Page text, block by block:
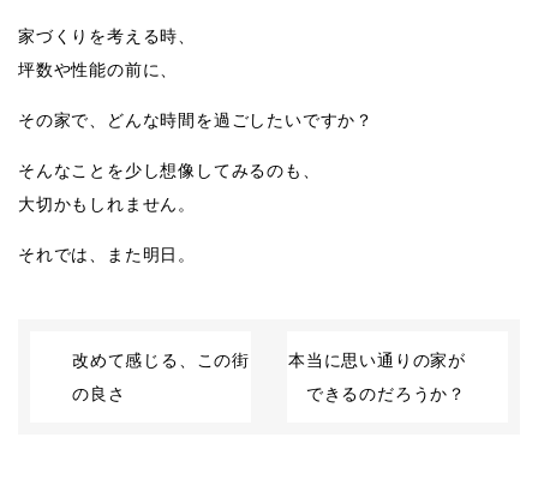
家づくりを考える時、
坪数や性能の前に、
その家で、どんな時間を過ごしたいですか？
そんなことを少し想像してみるのも、
大切かもしれません。
それでは、また明日。
改めて感じる、この街
の良さ
本当に思い通りの家が
できるのだろうか？